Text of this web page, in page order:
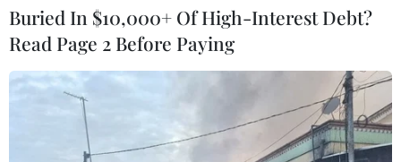
Buried In $10,000+ Of High-Interest Debt?
Read Page 2 Before Paying